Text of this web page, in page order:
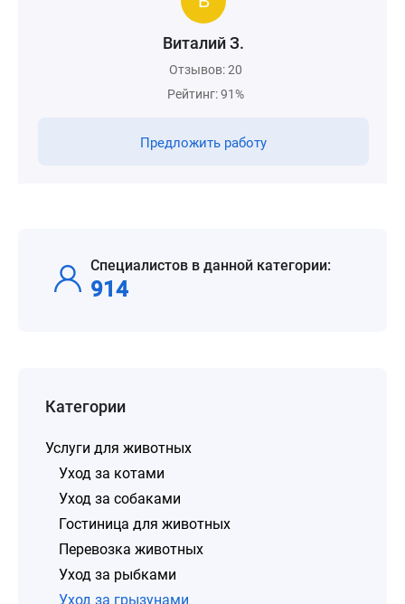
Виталий З.
Отзывов: 20
Рейтинг: 91%
Предложить работу
Специалистов в данной категории:
914
Категории
Услуги для животных
Уход за котами
Уход за собаками
Гостиница для животных
Перевозка животных
Уход за рыбками
Уход за грызунами